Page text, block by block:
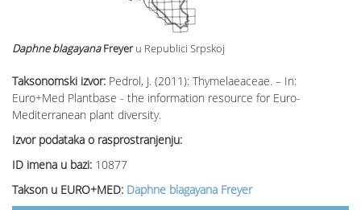
Taksonomski izvor: Pedrol, J. (2011): Thymelaeaceae. – In:
Euro+Med Plantbase - the information resource for Euro-
Mediterranean plant diversity.
Izvor podataka o rasprostranjenju:
ID imena u bazi: 10877
Takson u EURO+MED: Daphne blagayana Freyer
Daphne blagayanaFreyer u Republici Srpskoj